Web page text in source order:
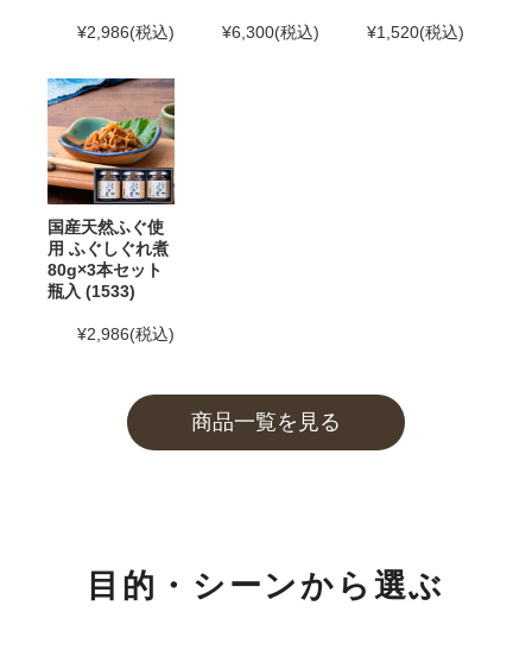
ご利用くださいませ。
2025年5月30日
2025年4月23日 【ゴールデンウィーク期間の営業に関
するご案内】
期間中ご注文を承りますが、フリーダイヤル、メール等
の返信は4月26日（土）～6日（火）の期間をお休みと
させていただきますのでご了承ください。
商品のお届けは5月10日(土)以降
めご了承ください。
2025年2月28日 大感謝祭「春のうまいもん」開催中！
2025年2月25日 【本店カフェのお知らせ】
春の新作パンケーキ「SHINWA抹茶パンケーキ 大田い
¥2,986(税込) ¥6,300(税込) ¥1,520(税込)
国産天然ふぐ使
用 ふぐしぐれ煮
80g×3本セット
瓶入 (1533)
¥2,986(税込)
商品一覧を見る
目的・シーンから選ぶ